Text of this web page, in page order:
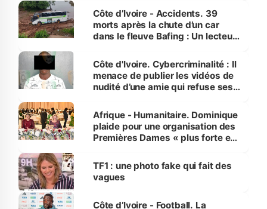
Côte d’Ivoire - Accidents. 39
morts après la chute d’un car
dans le fleuve Bafing : Un lecteur
des Transports
Côte d'Ivoire. Cybercriminalité : Il
menace de publier les vidéos de
nudité d’une amie qui refuse ses
Afrique - Humanitaire. Dominique
plaide pour une organisation des
Premières Dames « plus forte et
sur la scène internationale »
TF1 : une photo fake qui fait des
vagues
Côte d’Ivoire - Football. La